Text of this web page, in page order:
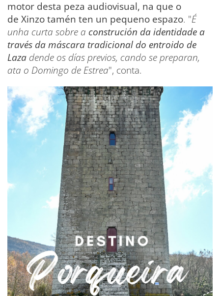
motor desta peza audiovisual, na que o
de Xinzo tamén ten un pequeno espazo. "É
unha curta sobre a construción da identidade a
través da máscara tradicional do entroido de
Laza dende os días previos, cando se preparan,
ata o Domingo de Estrea", conta.